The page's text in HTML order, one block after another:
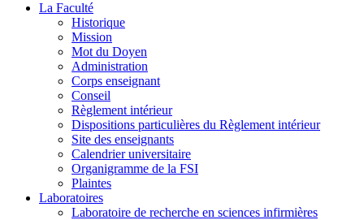
La Faculté
Historique
Mission
Mot du Doyen
Administration
Corps enseignant
Conseil
Règlement intérieur
Dispositions particulières du Règlement intérieur
Site des enseignants
Calendrier universitaire
Organigramme de la FSI
Plaintes
Laboratoires
Laboratoire de recherche en sciences infirmières